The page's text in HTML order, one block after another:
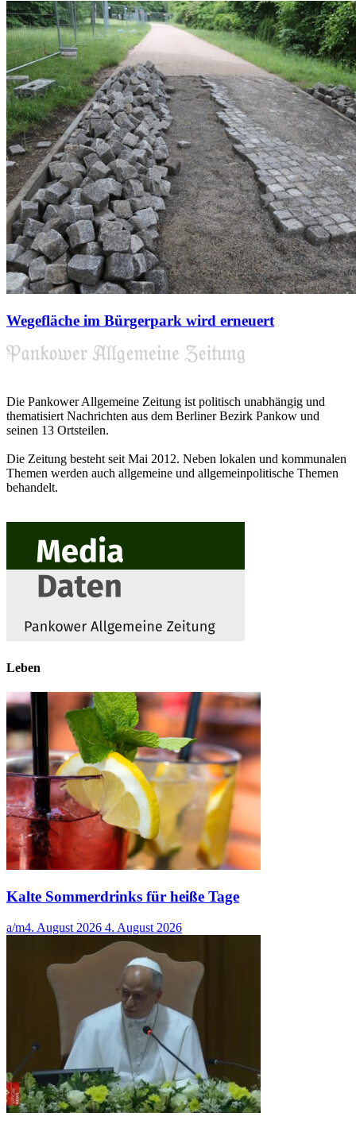
Wegefläche im Bürgerpark wird erneuert
Die Pankower Allgemeine Zeitung ist politisch unabhängig und
thematisiert Nachrichten aus dem Berliner Bezirk Pankow und
seinen 13 Ortsteilen.
Die Zeitung besteht seit Mai 2012. Neben lokalen und kommunalen
Themen werden auch allgemeine und allgemeinpolitische Themen
behandelt.
Leben
Kalte Sommerdrinks für heiße Tage
a/m4. August 2026 4. August 2026